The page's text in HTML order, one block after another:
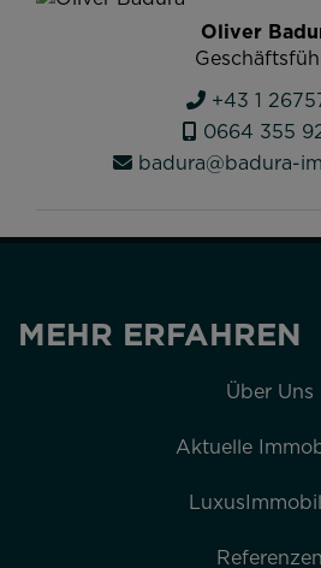
Oliver
+43 1
0664 355
badura@badura-
MEHR ERFAHREN
Über Uns
Aktuelle
Referenzen